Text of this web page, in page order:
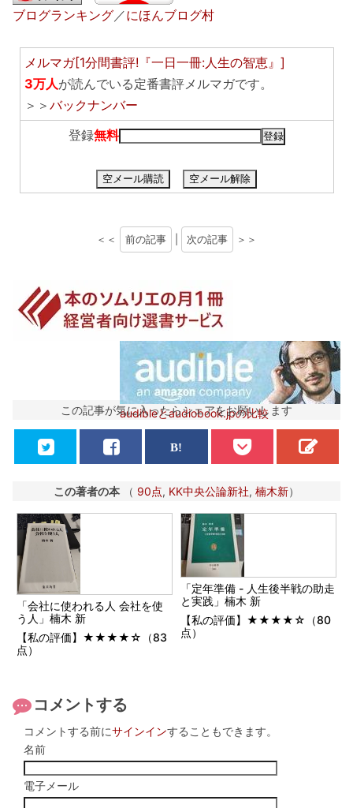
ブログランキング／にほんブログ村
メルマガ[1分間書評!『一日一冊:人生の智恵』]
3万人が読んでいる定番書評メルマガです。
＞＞ バックナンバー
登録無料
空メール購読 空メール解除
＜＜ 前の記事 次の記事 ＞＞
audibleとaudiobook.jpの比較
この記事が気に入ったらシェアをお願いします
この著者の本 （ 90点, KK中央公論新社, 楠木新）
「会社に使われる人 会社を使
う人」楠木 新
【私の評価】★★★★☆（83
点）
「定年準備 - 人生後半戦の助走
と実践」楠木 新
【私の評価】★★★★☆（80
点）
コメントする
コメントする前にサインインすることもできます。
名前
電子メール